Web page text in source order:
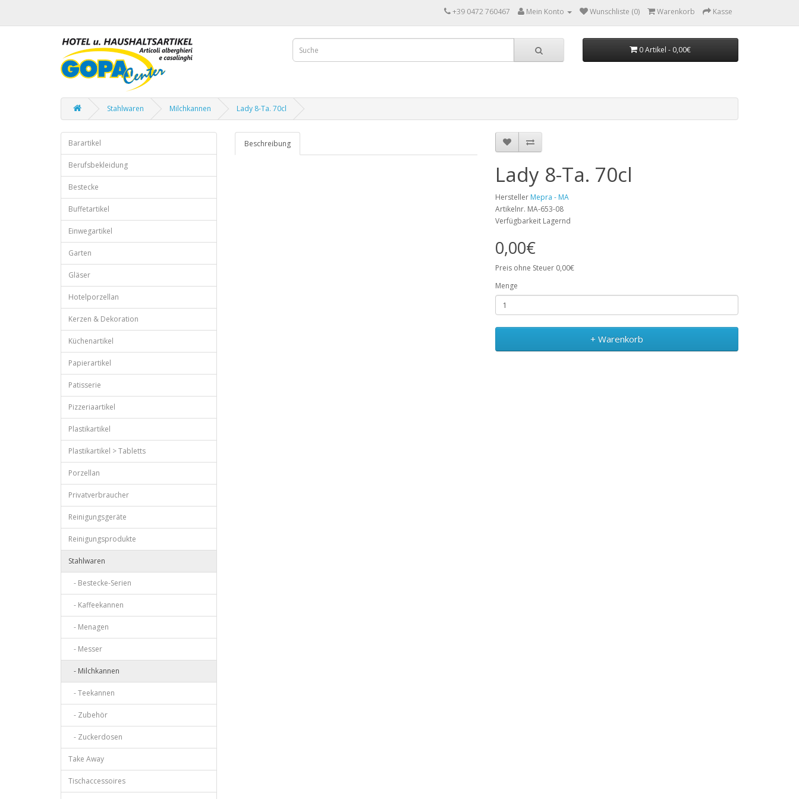
+39 0472 760467 Mein Konto Wunschliste (0) Warenkorb Kasse
0 Artikel - 0,00€
Stahlwaren Milchkannen Lady 8-Ta. 70cl
Barartikel
Berufsbekleidung
Bestecke
Buffetartikel
Einwegartikel
Garten
Gläser
Hotelporzellan
Kerzen & Dekoration
Küchenartikel
Papierartikel
Patisserie
Pizzeriaartikel
Plastikartikel
Plastikartikel > Tabletts
Porzellan
Privatverbraucher
Reinigungsgeräte
Reinigungsprodukte
Stahlwaren
- Bestecke-Serien
- Kaffeekannen
- Menagen
- Messer
- Milchkannen
- Teekannen
- Zubehör
- Zuckerdosen
Take Away
Tischaccessoires
Beschreibung
Lady 8-Ta. 70cl
Hersteller Mepra - MA
Artikelnr. MA-653-08
Verfügbarkeit Lagernd
0,00€
Preis ohne Steuer 0,00€
Menge
+ Warenkorb